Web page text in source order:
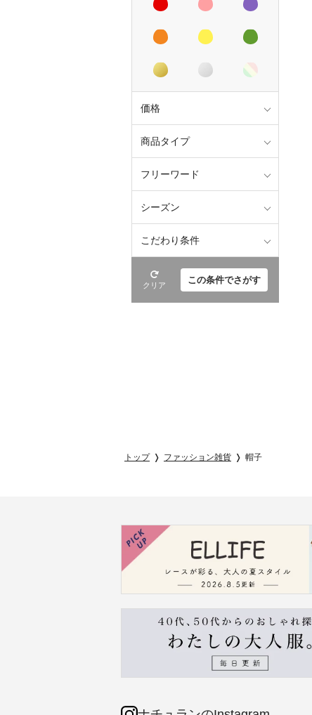
価格
商品タイプ
フリーワード
シーズン
こだわり条件
クリア この条件でさがす
トップ ファッション雑貨 帽子